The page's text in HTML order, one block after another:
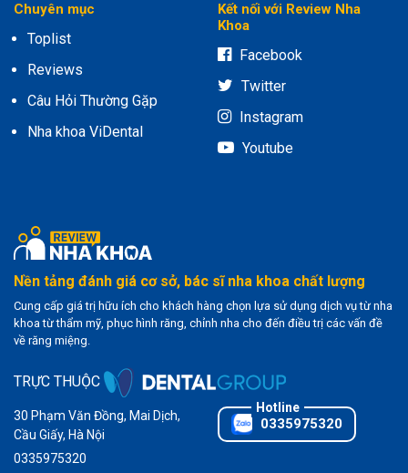
Chuyên mục
Toplist
Reviews
Câu Hỏi Thường Gặp
Nha khoa ViDental
Kết nối với Review Nha
Khoa
Facebook
Twitter
Instagram
Youtube
Nền tảng đánh giá cơ sở, bác sĩ nha khoa chất lượng
Cung cấp giá trị hữu ích cho khách hàng chọn lựa sử dụng dịch vụ từ nha
khoa từ thẩm mỹ, phục hình răng, chỉnh nha cho đến điều trị các vấn đề
về răng miệng.
TRỰC THUỘC
30 Phạm Văn Đồng, Mai Dịch,
Cầu Giấy, Hà Nội
0335975320
0335975320